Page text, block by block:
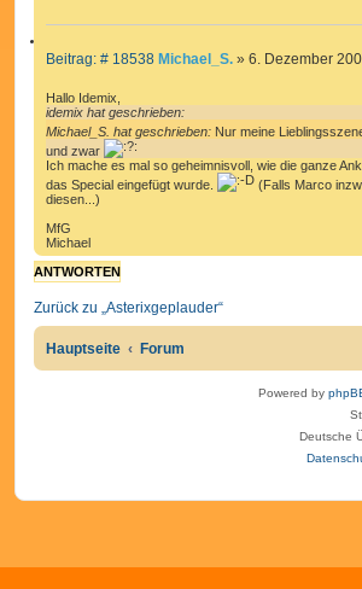
a
t
d
a
t
e
n
v
o
n
M
c
h
a
.
I
E
R
E
N
Beitrag: # 18538B
t
r
g
Michael_S. » 6. Dezember
Hallo Idemix,
idemix hat geschrieben:
Michael_S. hat geschrieben: Nur meine
und zwar
Ich mache es mal so geheimnisvoll, wie die ganze
das Special eingefügt wurde.
(Falls Marco
diesen...)
MfG
Michael
ANTWORTEN
Zurück zu „Asterixgeplauder“
Hauptseite Forum
Powered by
Deutsche